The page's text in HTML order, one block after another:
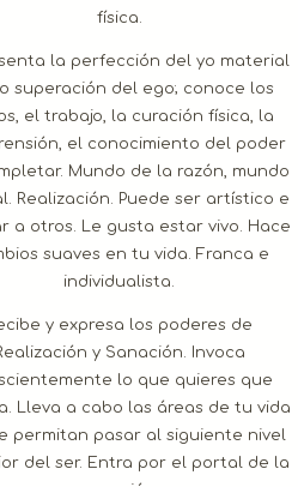
física.
la perfección del yo material
superación del ego; conoce los
el trabajo, la curación física, la
el conocimiento del poder
Mundo de la razón, mundo
Realización. Puede ser artístico e
a otros. Le gusta estar vivo. Hace
suaves en tu vida. Franca e
individualista.
y expresa los poderes de
y Sanación. Invoca
lo que quieres que
Lleva a cabo las áreas de tu vida
permitan pasar al siguiente nivel
del ser. Entra por el portal de la